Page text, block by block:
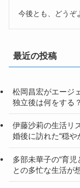
今後とも、どうぞ
最近の投稿
松岡昌宏がエージ
独立後は何をする？
伊藤沙莉の生活リ
婚後に訪れた“穏や
多部未華子の“育
との多忙な生活が